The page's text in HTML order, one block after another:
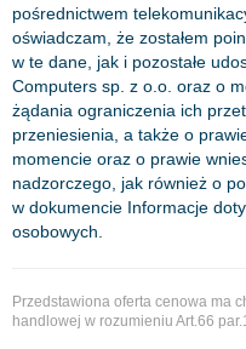
pośrednictwem
oświadczam, że zostałem
w te dane, jak i pozostałe
Computers sp. z o.o. oraz o
żądania ograniczenia ich
przeniesienia, a także o
momencie oraz o prawie
nadzorczego, jak również o
w dokumencie Informacje
osobowych.
Przedstawiona oferta cenowa ma
handlowej w rozumieniu Art.66